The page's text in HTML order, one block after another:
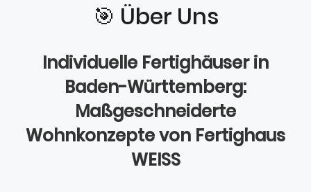
🎯️ Über Uns
Individuelle Fertighäuser in
Baden-Württemberg:
Maßgeschneiderte
Wohnkonzepte von Fertighaus
WEISS